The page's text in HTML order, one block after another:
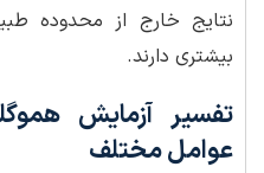
نتایج خارج از محدوده
بیشتری دارند.
تفسیر آزمایش
عوامل مختلف